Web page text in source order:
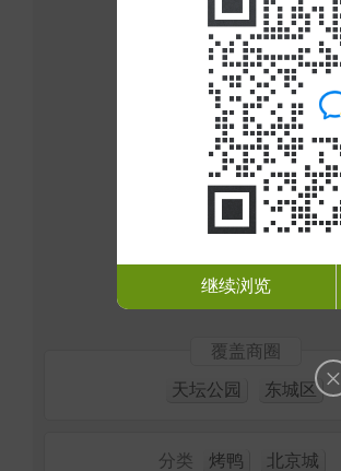
覆盖商圈
天坛公园 东城区
分类 烤鸭 北京城
×
继续浏览